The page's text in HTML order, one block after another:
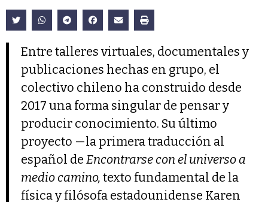
Entre talleres virtuales, documentales y
publicaciones hechas en grupo, el
colectivo chileno ha construido desde
2017 una forma singular de pensar y
producir conocimiento. Su último
proyecto —la primera traducción al
español de Encontrarse con el universo a
medio camino, texto fundamental de la
física y filósofa estadounidense Karen